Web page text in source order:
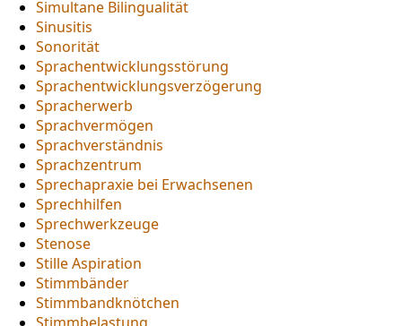
Simultane Bilingualität
Sinusitis
Sonorität
Sprachentwicklungsstörung
Sprachentwicklungsverzögerung
Spracherwerb
Sprachvermögen
Sprachverständnis
Sprachzentrum
Sprechapraxie bei Erwachsenen
Sprechhilfen
Sprechwerkzeuge
Stenose
Stille Aspiration
Stimmbänder
Stimmbandknötchen
Stimmbelastung